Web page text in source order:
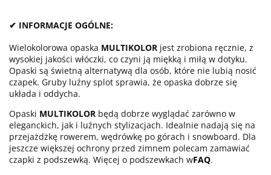
✔ INFORMACJE OGÓLNE:
Wielokolorowa opaska MULTIKOLOR jest zrobiona ręcznie, z
wysokiej jakości włóczki, co czyni ją miękką i miłą w dotyku.
Opaski są świetną alternatywą dla osób, które nie lubią nosić
czapek. Gruby luźny splot sprawia, że opaska dobrze się
układa i oddycha.
Opaski MULTIKOLOR będą dobrze wyglądać zarówno w
eleganckich, jak i luźnych stylizacjach. Idealnie nadają się na
przejażdżkę rowerem, wędrówkę po górach i snowboard. Dla
jeszcze większej ochrony przed zimnem polecam zamawiać
czapki z podszewką. Więcej o podszewkach wFAQ.